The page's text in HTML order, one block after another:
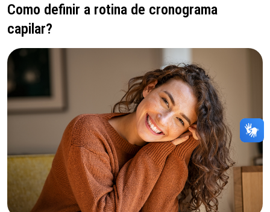
Como definir a rotina de cronograma
capilar?